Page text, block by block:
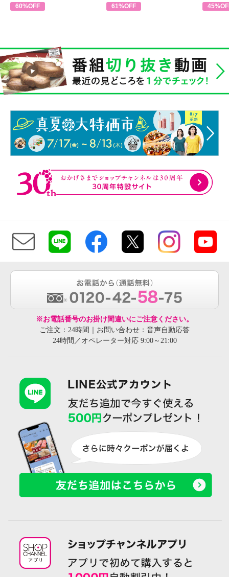
60%OFF 61%OFF
※お電話番号のお掛け間違いにご注意ください。
ご注文：24時間｜お問い合わせ：音声自動応答
24時間／オペレーター対応 9:00～21:00